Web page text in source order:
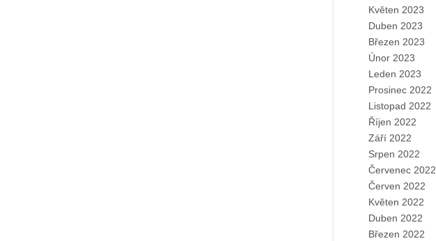
Květen 2023
Duben 2023
Březen 2023
Únor 2023
Leden 2023
Prosinec 2022
Listopad 2022
Říjen 2022
Září 2022
Srpen 2022
Červenec 2022
Červen 2022
Květen 2022
Duben 2022
Březen 2022